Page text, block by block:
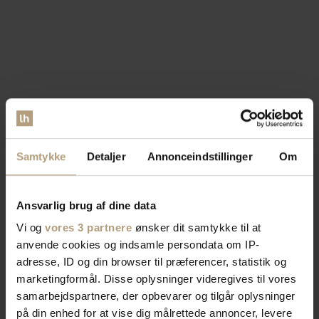
Samtykke Detaljer Annonceindstillinger Om
Ansvarlig brug af dine data
Vi og vores 3 partnere ønsker dit samtykke til at
anvende cookies og indsamle persondata om IP-
adresse, ID og din browser til præferencer, statistik og
marketingformål. Disse oplysninger videregives til vores
samarbejdspartnere, der opbevarer og tilgår oplysninger
på din enhed for at vise dig målrettede annoncer, levere